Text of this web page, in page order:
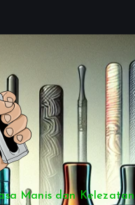
Manis dan Kelezatan